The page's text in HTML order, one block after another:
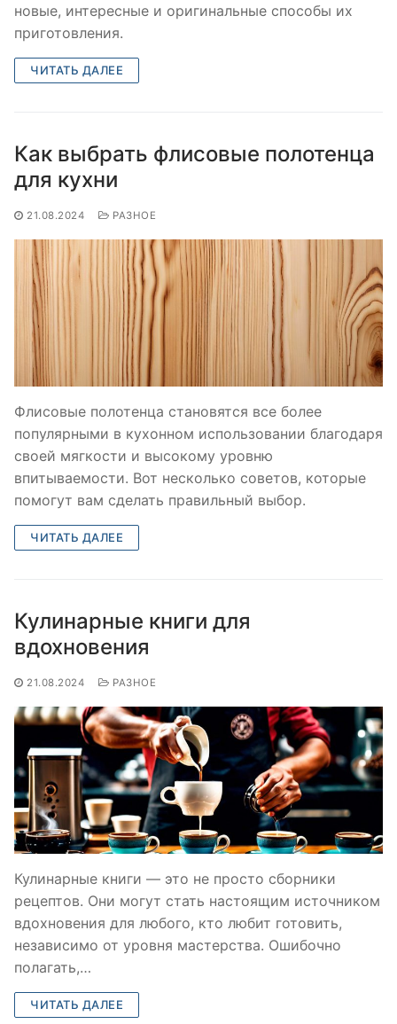
новые, интересные и оригинальные способы их
приготовления.
ЧИТАТЬ ДАЛЕЕ
Как выбрать флисовые полотенца
для кухни
21.08.2024 РАЗНОЕ
Флисовые полотенца становятся все более
популярными в кухонном использовании благодаря
своей мягкости и высокому уровню
впитываемости. Вот несколько советов, которые
помогут вам сделать правильный выбор.
ЧИТАТЬ ДАЛЕЕ
Кулинарные книги для
вдохновения
21.08.2024 РАЗНОЕ
Кулинарные книги — это не просто сборники
рецептов. Они могут стать настоящим источником
вдохновения для любого, кто любит готовить,
независимо от уровня мастерства. Ошибочно
полагать,…
ЧИТАТЬ ДАЛЕЕ